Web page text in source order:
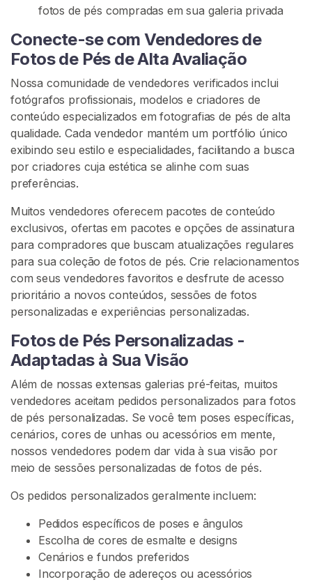
fotos de pés compradas em sua galeria privada
Conecte-se com Vendedores de
Fotos de Pés de Alta Avaliação
Nossa comunidade de vendedores verificados inclui
fotógrafos profissionais, modelos e criadores de
conteúdo especializados em fotografias de pés de alta
qualidade. Cada vendedor mantém um portfólio único
exibindo seu estilo e especialidades, facilitando a busca
por criadores cuja estética se alinhe com suas
preferências.
Muitos vendedores oferecem pacotes de conteúdo
exclusivos, ofertas em pacotes e opções de assinatura
para compradores que buscam atualizações regulares
para sua coleção de fotos de pés. Crie relacionamentos
com seus vendedores favoritos e desfrute de acesso
prioritário a novos conteúdos, sessões de fotos
personalizadas e experiências personalizadas.
Fotos de Pés Personalizadas -
Adaptadas à Sua Visão
Além de nossas extensas galerias pré-feitas, muitos
vendedores aceitam pedidos personalizados para fotos
de pés personalizadas. Se você tem poses específicas,
cenários, cores de unhas ou acessórios em mente,
nossos vendedores podem dar vida à sua visão por
meio de sessões personalizadas de fotos de pés.
Os pedidos personalizados geralmente incluem:
Pedidos específicos de poses e ângulos
Escolha de cores de esmalte e designs
Cenários e fundos preferidos
Incorporação de adereços ou acessórios
i
s
t
a
P
o
r
P
é
P
R
O
C
U
R
A
R
C
t